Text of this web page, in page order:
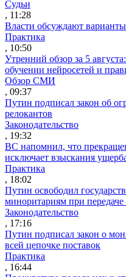
Судьи
, 11:28
Власти обсуждают
Практика
, 10:50
Утренний обзор за 5
обучении нейросетей и
Обзор СМИ
, 09:37
Путин подписал закон об
релокантов
Законодательство
, 19:32
ВС напомнил, что
исключает взыскания
Практика
, 18:02
Путин освободил
миноритариям при передаче
Законодательство
, 17:16
Путин подписал закон о
всей цепочке поставок
Практика
, 16:44